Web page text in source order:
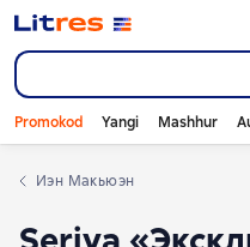
Promokod Yangi Mashhur
Иэн Макьюэн